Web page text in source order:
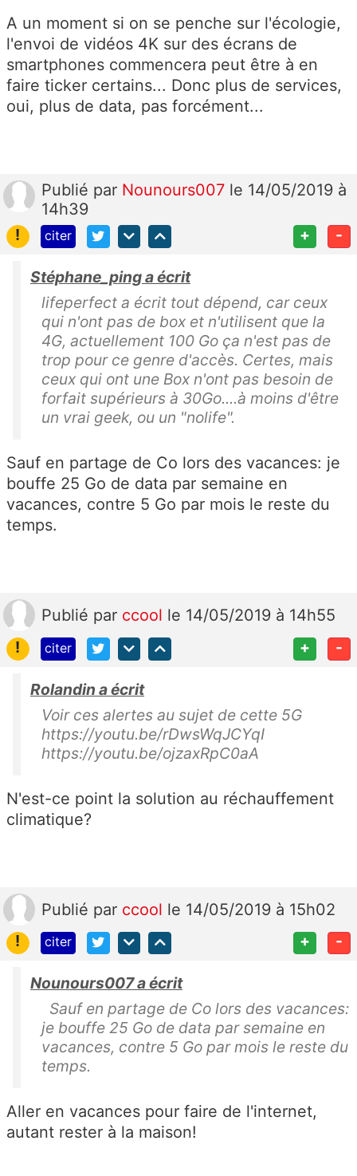
A un moment si on se penche sur l'écologie,
l'envoi de vidéos 4K sur des écrans de
smartphones commencera peut être à en
faire ticker certains... Donc plus de services,
oui, plus de data, pas forcément...
Publié par Nounours007 le 14/05/2019 à
14h39
!
citer + -
Stéphane_ping a écrit
lifeperfect a écrit tout dépend, car ceux
qui n'ont pas de box et n'utilisent que la
4G, actuellement 100 Go ça n'est pas de
trop pour ce genre d'accès. Certes, mais
ceux qui ont une Box n'ont pas besoin de
forfait supérieurs à 30Go....à moins d'être
un vrai geek, ou un "nolife".
Sauf en partage de Co lors des vacances: je
bouffe 25 Go de data par semaine en
vacances, contre 5 Go par mois le reste du
temps.
Publié par ccool le 14/05/2019 à 14h55
!
citer + -
Rolandin a écrit
Voir ces alertes au sujet de cette 5G
https://youtu.be/rDwsWqJCYqI
https://youtu.be/ojzaxRpC0aA
N'est-ce point la solution au réchauffement
climatique?
Publié par ccool le 14/05/2019 à 15h02
!
citer + -
Nounours007 a écrit
Sauf en partage de Co lors des vacances:
je bouffe 25 Go de data par semaine en
vacances, contre 5 Go par mois le reste du
temps.
Aller en vacances pour faire de l'internet,
autant rester à la maison!